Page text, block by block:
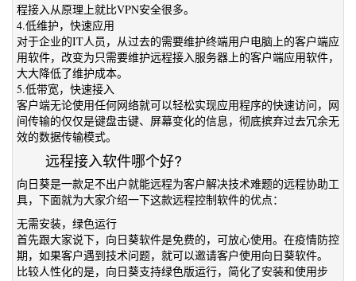
程接入从原理上就比VPN安全很多。
4.低维护，快速应用
对于企业的IT人员，从过去的需要维护终端用户电脑上的客户端应
用软件，改变为只需要维护远程接入服务器上的客户端应用软件，
大大降低了维护成本。
5.低带宽，快速接入
客户端无论使用任何网络就可以轻松实现应用程序的快速访问，网
间传输的仅仅是键盘击键、屏幕变化的信息，彻底摈弃过去冗余无
效的数据传输模式。
远程接入软件哪个好?
向日葵是一款足不出户就能远程为客户解决技术难题的远程协助工
具，下面就为大家介绍一下这款远程控制软件的优点：
无需安装，绿色运行
首先跟大家说下，向日葵软件是免费的，可放心使用。在疫情防控
期，如果客户遇到技术问题，就可以邀请客户使用向日葵软件。
比较人性化的是，向日葵支持绿色版运行，简化了安装和使用步